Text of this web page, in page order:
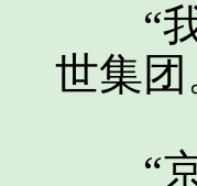
“我
世集团
“京